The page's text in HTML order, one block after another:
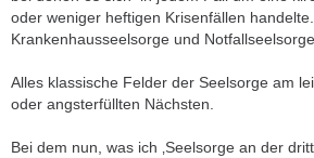
oder weniger heftigen Krisenfällen
Krankenhausseelsorge und Notfallseelsorge.
Alles klassische Felder der Seelsorge am
oder angsterfüllten Nächsten.
Bei dem nun, was ich ‚Seelsorge an der